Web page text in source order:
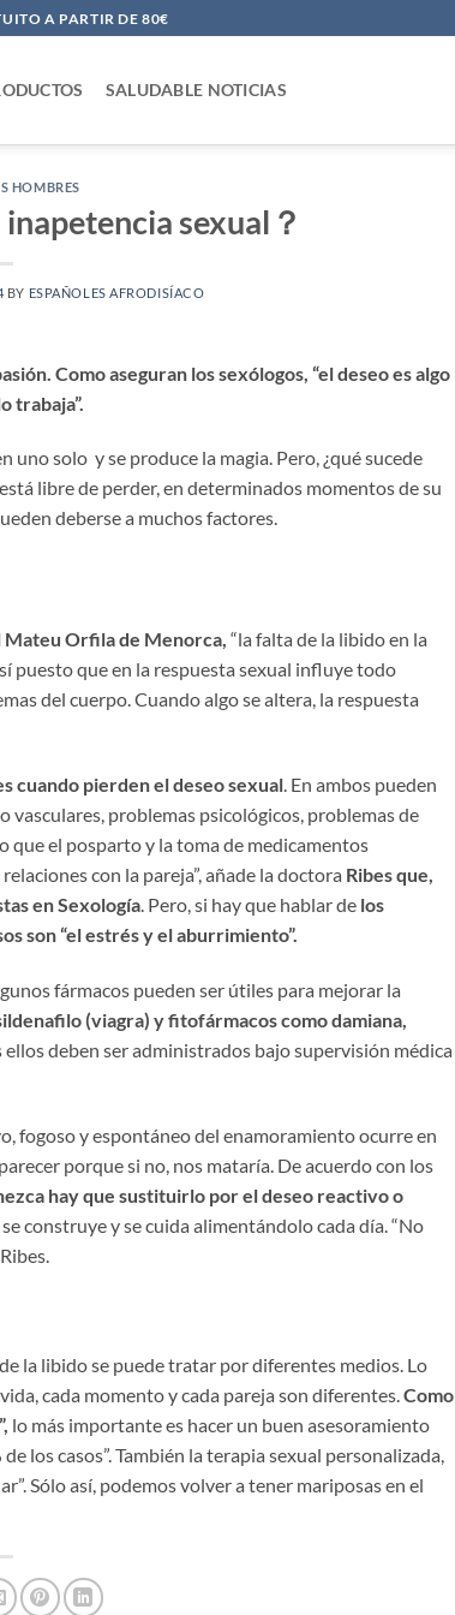
A PARTIR DE 80€
SALUDABLE NOTICIAS
HOMBRES
sexual？
BY ESPAÑOLES AFRODISÍACO
Como aseguran los sexólogos, “el deseo es algo
trabaja”.
uno solo y se produce la magia. Pero, ¿qué sucede
libre de perder, en determinados momentos de su
deberse a muchos factores.
Mateu Orfila de Menorca, “la falta de la libido en la
puesto que en la respuesta sexual influye todo
del cuerpo. Cuando algo se altera, la respuesta
cuando pierden el deseo sexual. En ambos pueden
problemas psicológicos, problemas de
que el posparto y la toma de medicamentos
con la pareja”, añade la doctora Ribes que,
en Sexología. Pero, si hay que hablar de los
son “el estrés y el aburrimiento”.
fármacos pueden ser útiles para mejorar la
(viagra) y fitofármacos como damiana,
deben ser administrados bajo supervisión médica
fogoso y espontáneo del enamoramiento ocurre en
porque si no, nos mataría. De acuerdo con los
hay que sustituirlo por el deseo reactivo o
construye y se cuida alimentándolo cada día. “No
la libido se puede tratar por diferentes medios. Lo
cada momento y cada pareja son diferentes.Como
lo más importante es hacer un buen asesoramiento
los casos”. También la terapia sexual personalizada,
Sólo así, podemos volver a tener mariposas en el